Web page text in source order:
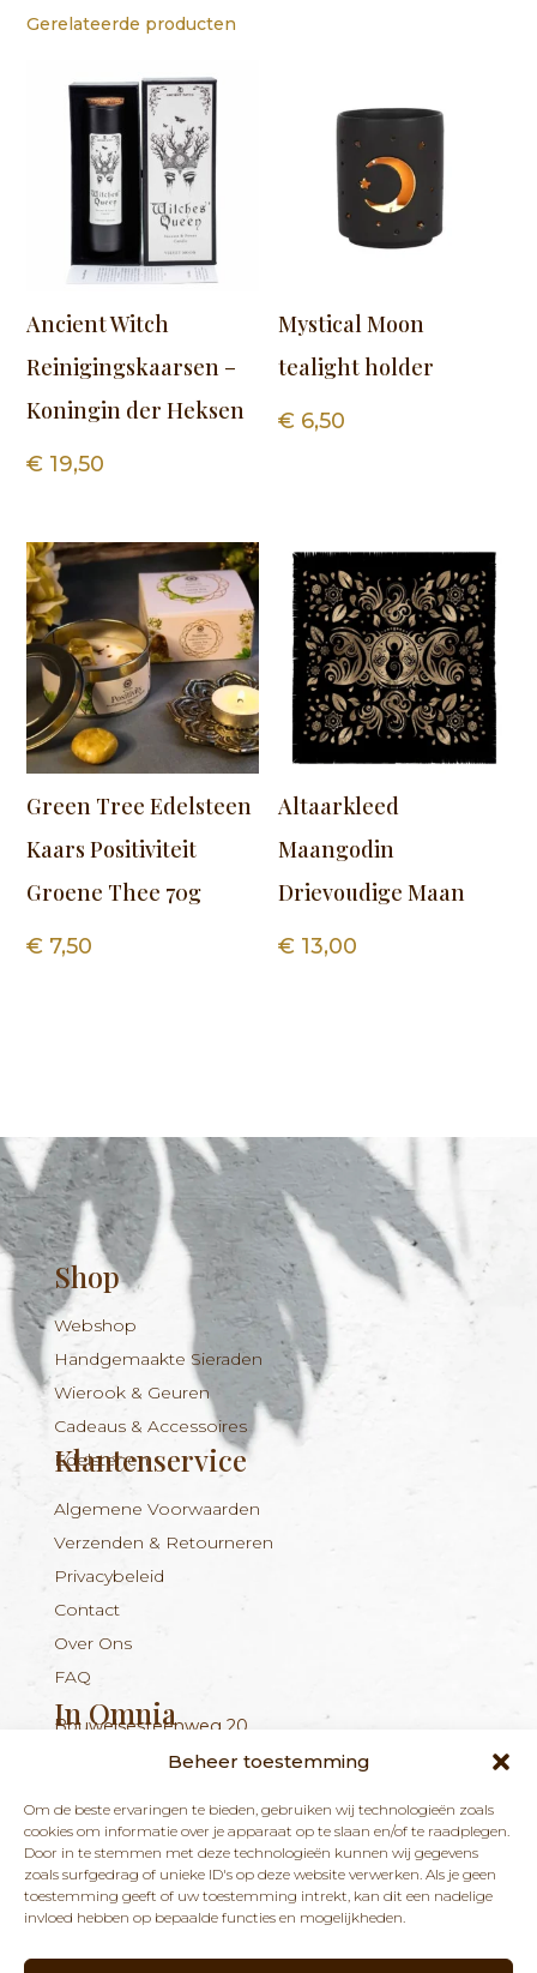
Beheer toestemming
Om de beste ervaringen te bieden, gebruiken wij technologieën zoals
cookies om informatie over je apparaat op te slaan en/of te raadplegen.
Door in te stemmen met deze technologieën kunnen wij gegevens
zoals surfgedrag of unieke ID's op deze website verwerken. Als je geen
toestemming geeft of uw toestemming intrekt, kan dit een nadelige
invloed hebben op bepaalde functies en mogelijkheden.
Gerelateerde producten
Ancient Witch
Reinigingskaarsen –
Koningin der Heksen
€ 19,50
Mystical Moon
tealight holder
€ 6,50
Green Tree Edelsteen
Kaars Positiviteit
Groene Thee 70g
€ 7,50
Altaarkleed
Maangodin
Drievoudige Maan
€ 13,00
Shop
Webshop
Handgemaakte Sieraden
Wierook & Geuren
Cadeaus & Accessoires
Edelstenen
Klantenservice
Algemene Voorwaarden
Verzenden & Retourneren
Privacybeleid
Contact
Over Ons
FAQ
In Omnia
Bouwelsesteenweg 20
BE 1029.893.045
info@inomnia.be
+324 56 96 16 94
Nieuwsbrief
nieuws over onze winkel en praktijk.